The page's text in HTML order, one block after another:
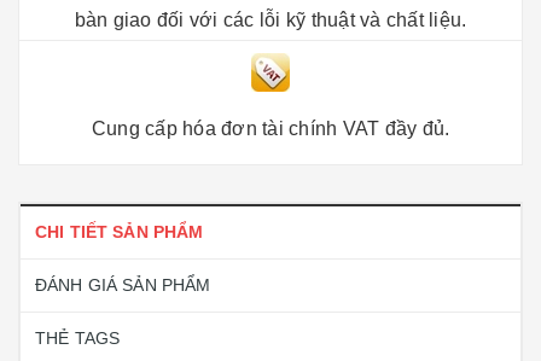
bàn giao đối với các lỗi kỹ thuật và chất liệu.
Cung cấp hóa đơn tài chính VAT đầy đủ.
CHI TIẾT SẢN PHẨM
ĐÁNH GIÁ SẢN PHẨM
THẺ TAGS